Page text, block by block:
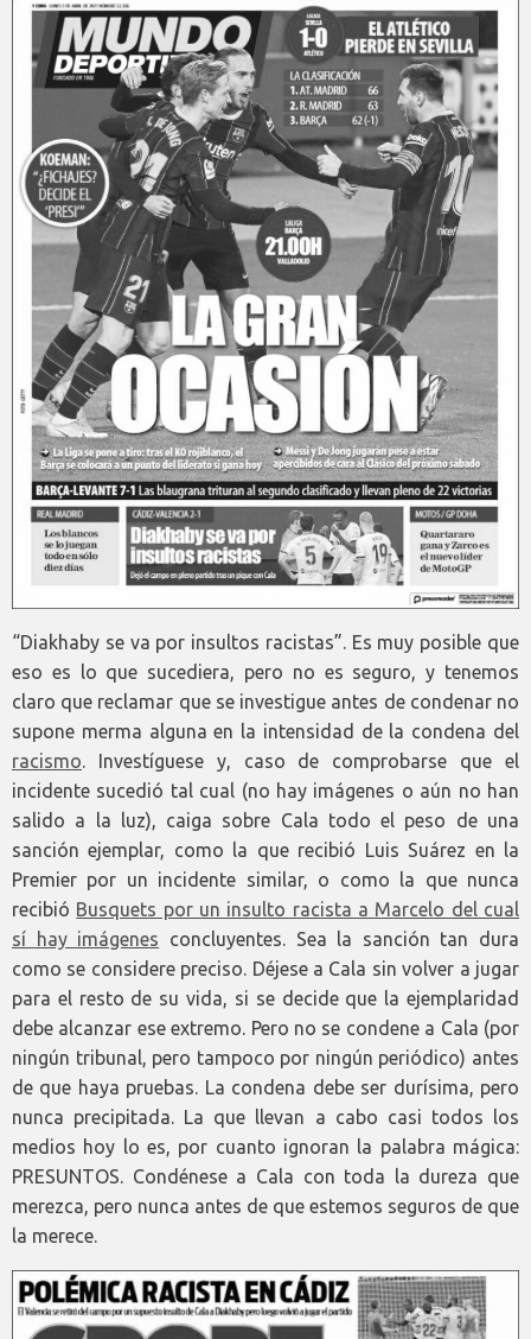
“Diakhaby se va por insultos racistas”. Es muy posible que
eso es lo que sucediera, pero no es seguro, y tenemos
claro que reclamar que se investigue antes de condenar no
supone merma alguna en la intensidad de la condena del
racismo. Investíguese y, caso de comprobarse que el
incidente sucedió tal cual (no hay imágenes o aún no han
salido a la luz), caiga sobre Cala todo el peso de una
sanción ejemplar, como la que recibió Luis Suárez en la
Premier por un incidente similar, o como la que nunca
recibió Busquets por un insulto racista a Marcelo del cual
sí hay imágenes concluyentes. Sea la sanción tan dura
como se considere preciso. Déjese a Cala sin volver a jugar
para el resto de su vida, si se decide que la ejemplaridad
debe alcanzar ese extremo. Pero no se condene a Cala (por
ningún tribunal, pero tampoco por ningún periódico) antes
de que haya pruebas. La condena debe ser durísima, pero
nunca precipitada. La que llevan a cabo casi todos los
medios hoy lo es, por cuanto ignoran la palabra mágica:
PRESUNTOS. Condénese a Cala con toda la dureza que
merezca, pero nunca antes de que estemos seguros de que
la merece.